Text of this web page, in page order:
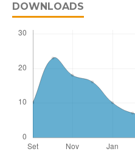
DOWNLOADS